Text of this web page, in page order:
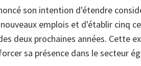
son intention d'étendre
emplois et d'établir cinq
deux prochaines années. Cette
sa présence dans le secteur